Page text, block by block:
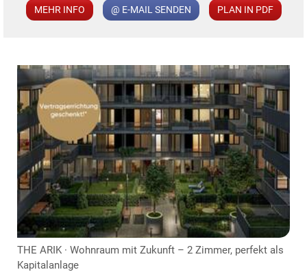
KLIS
MEHR INFO @ E-MAIL SENDEN PLAN IN PDF
THE ARIK · Wohnraum mit Zukunft – 2 Zimmer, perfekt als
Kapitalanlage